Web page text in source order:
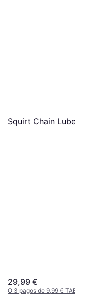
Squirt Chain Lube
29,99 €
O 3 pagos de 9,99 € TAE 0%